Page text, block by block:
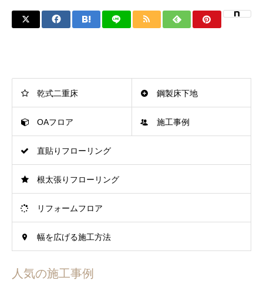
乾式二重床 鋼製床下地
OAフロア 施工事例
直貼りフローリング
根太張りフローリング
リフォームフロア
幅を広げる施工方法
人気の施工事例